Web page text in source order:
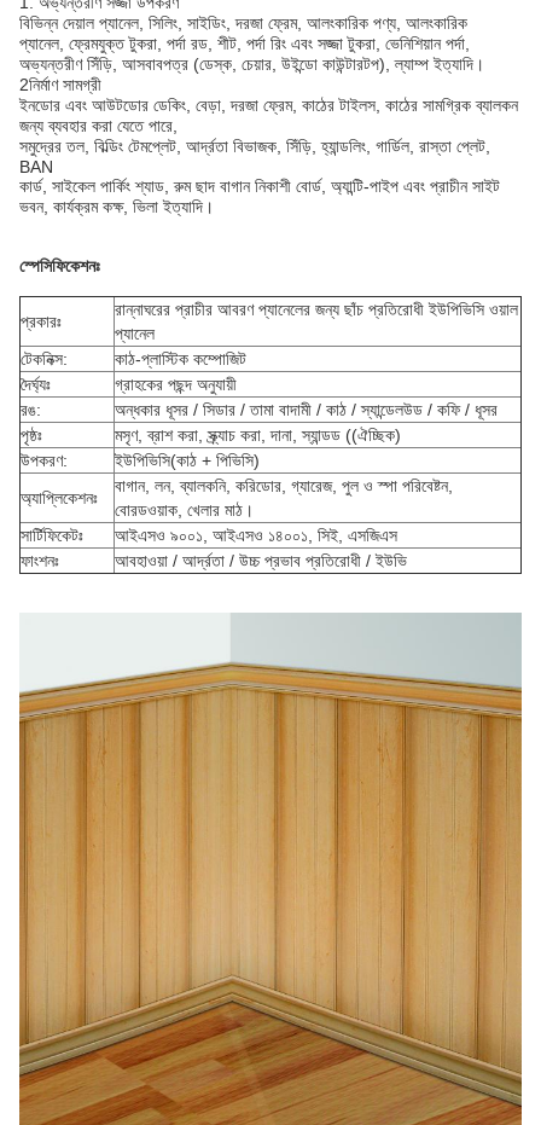
বিভিন্ন দেয়াল প্যানেল, সিলিং, সাইডিং, দরজা ফ্রেম, আলংকারিক পণ্য, আলংকারিক
প্যানেল, ফ্রেমযুক্ত টুকরা, পর্দা রড, শীট, পর্দা রিং এবং সজ্জা টুকরা, ভেনিশিয়ান পর্দা,
অভ্যন্তরীণ সিঁড়ি, আসবাবপত্র (ডেস্ক, চেয়ার, উইন্ডো কাউন্টারটপ), ল্যাম্প ইত্যাদি।
2নির্মাণ সামগ্রী
ইনডোর এবং আউটডোর ডেকিং, বেড়া, দরজা ফ্রেম, কাঠের টাইলস, কাঠের সামগ্রিক ব্যালকন
জন্য ব্যবহার করা যেতে পারে,
সমুদ্রের তল, বিল্ডিং টেমপ্লেট, আর্দ্রতা বিভাজক, সিঁড়ি, হ্যান্ডলিং, গার্ডিল, রাস্তা প্লেট,
BAN
কার্ড, সাইকেল পার্কিং শ্যাড, রুম ছাদ বাগান নিকাশী বোর্ড, অ্যান্টি-পাইপ এবং প্রাচীন সাইট
ভবন, কার্যক্রম কক্ষ, ভিলা ইত্যাদি।
স্পেসিফিকেশনঃ
প্রকারঃ
রান্নাঘরের প্রাচীর আবরণ প্যানেলের জন্য ছাঁচ প্রতিরোধী ইউপিভিসি ওয়াল
প্যানেল
টেকনিক্স:
কাঠ-প্লাস্টিক কম্পোজিট
দৈর্ঘ্যঃ
গ্রাহকের পছন্দ অনুযায়ী
রঙ:
অন্ধকার ধূসর / সিডার / তামা বাদামী / কাঠ / স্যান্ডেলউড / কফি / ধূসর
পৃষ্ঠঃ
মসৃণ, ব্রাশ করা, স্ক্র্যাচ করা, দানা, স্যান্ডড ((ঐচ্ছিক)
উপকরণ:
ইউপিভিসি(কাঠ + পিভিসি)
অ্যাপ্লিকেশনঃ
বাগান, লন, ব্যালকনি, করিডোর, গ্যারেজ, পুল ও স্পা পরিবেষ্টন,
বোরডওয়াক, খেলার মাঠ।
সার্টিফিকেটঃ
আইএসও ৯০০১, আইএসও ১৪০০১, সিই, এসজিএস
ফাংশনঃ
আবহাওয়া / আর্দ্রতা / উচ্চ প্রভাব প্রতিরোধী / ইউভি